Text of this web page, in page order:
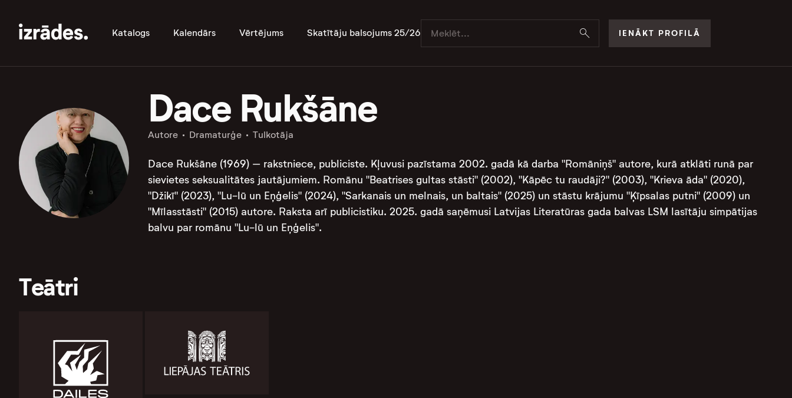
Katalogs Kalendārs Vērtējums Skatītāju balsojums 25/26 IENĀKT PROFILĀ
Dace Rukšāne
Autore Dramaturģe Tulkotāja
Dace Rukšāne (1969) – rakstniece, publiciste. Kļuvusi pazīstama 2002. gadā kā darba "Romāniņš" autore, kurā atklāti runā par
sievietes seksualitātes jautājumiem. Romānu "Beatrises gultas stāsti" (2002), "Kāpēc tu raudāji?" (2003), "Krieva āda" (2020),
"Džikī" (2023), "Lu-lū un Eņģelis" (2024), "Sarkanais un melnais, un baltais" (2025) un stāstu krājumu "Ķīpsalas putni" (2009) un
"Mīlasstāsti" (2015) autore. Raksta arī publicistiku. 2025. gadā saņēmusi Latvijas Literatūras gada balvas LSM lasītāju simpātijas
balvu par romānu "Lu-lū un Eņģelis".
Teātri